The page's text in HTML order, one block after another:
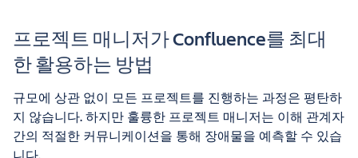
프로젝트 매니저가 Confluence를 최대
한 활용하는 방법
규모에 상관 없이 모든 프로젝트를 진행하는 과정은 평탄하
지 않습니다. 하지만 훌륭한 프로젝트 매니저는 이해 관계자
간의 적절한 커뮤니케이션을 통해 장애물을 예측할 수 있습
니다.